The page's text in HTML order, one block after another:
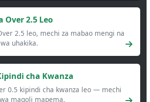
Over 2.5 Leo
2.5 leo, mechi za mabao mengi na
uhakika.
cha Kwanza
0.5 kipindi cha kwanza leo — mechi
magoli mapema.